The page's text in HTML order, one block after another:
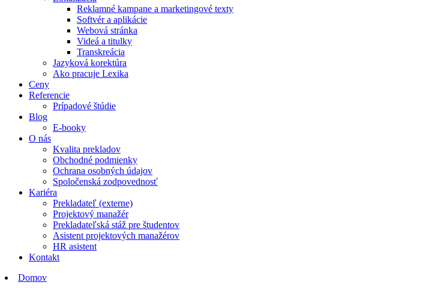
Reklamné kampane a marketingové texty
Softvér a aplikácie
Webová stránka
Videá a titulky
Transkreácia
Jazyková korektúra
Ako pracuje Lexika
Ceny
Referencie
Prípadové štúdie
Blog
E-booky
O nás
Kvalita prekladov
Obchodné podmienky
Ochrana osobných údajov
Spoločenská zodpovednosť
Kariéra
Prekladateľ (externe)
Projektový manažér
Prekladateľská stáž pre študentov
Asistent projektových manažérov
HR asistent
Kontakt
Domov